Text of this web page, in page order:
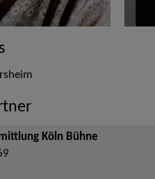
Köln Bühne